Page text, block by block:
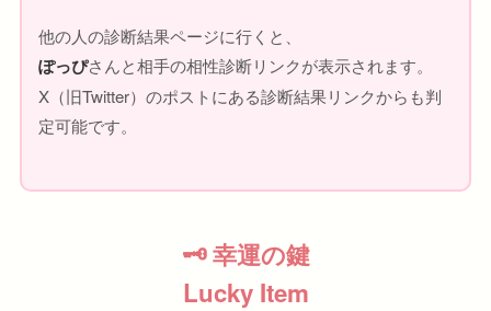
他の人の診断結果ページに行くと、
ぽっぴさんと相手の相性診断リンクが表示されます。
X（旧Twitter）のポストにある診断結果リンクからも判
定可能です。
🗝 幸運の鍵
Lucky Item